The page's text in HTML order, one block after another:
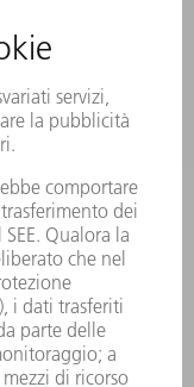
ALLA
TRUMPF